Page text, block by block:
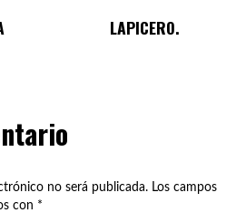
LAPICERO.
no será publicada. Los campos
con *